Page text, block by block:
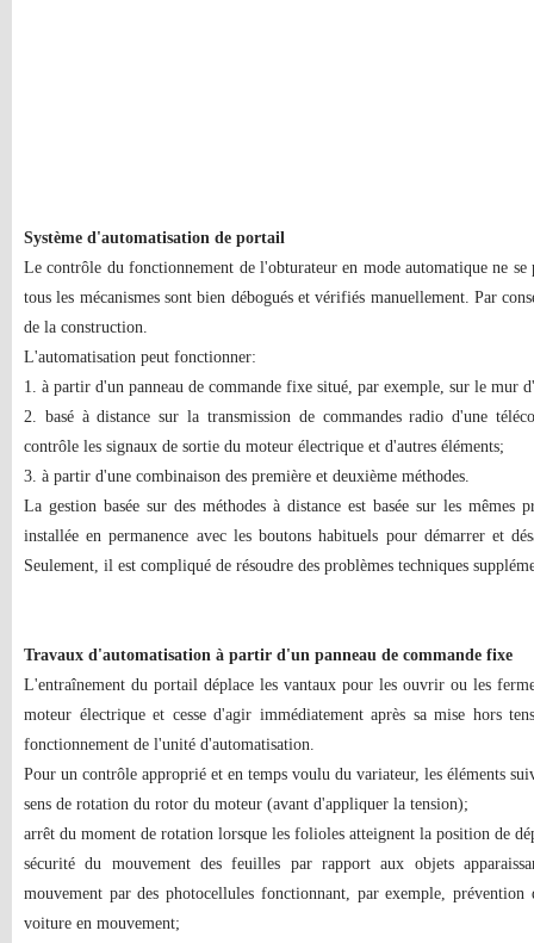
Système d'automatisation de portail
Le contrôle du fonctionnement de l'obturateur en mode automatique ne
tous les mécanismes sont bien débogués et vérifiés manuellement. Par
de la construction.
L'automatisation peut fonctionner:
1. à partir d'un panneau de commande fixe situé, par exemple, sur le mur
2. basé à distance sur la transmission de commandes radio d'une
contrôle les signaux de sortie du moteur électrique et d'autres éléments;
3. à partir d'une combinaison des première et deuxième méthodes.
La gestion basée sur des méthodes à distance est basée sur les mêmes
installée en permanence avec les boutons habituels pour démarrer et
Seulement, il est compliqué de résoudre des problèmes techniques
Travaux d'automatisation à partir d'un panneau de commande fixe
L'entraînement du portail déplace les vantaux pour les ouvrir ou les
moteur électrique et cesse d'agir immédiatement après sa mise hors
fonctionnement de l'unité d'automatisation.
Pour un contrôle approprié et en temps voulu du variateur, les éléments
sens de rotation du rotor du moteur (avant d'appliquer la tension);
arrêt du moment de rotation lorsque les folioles atteignent la position de
sécurité du mouvement des feuilles par rapport aux objets
mouvement par des photocellules fonctionnant, par exemple,
voiture en mouvement;